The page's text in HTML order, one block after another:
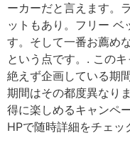
ーカーだと言えます。
ットもあり。フリー ベ
す。そして一番お薦め
という点です。. この
絶えず企画している期
期間はその都度異なり
得に楽しめるキャンペ
HPで随時詳細をチェッ